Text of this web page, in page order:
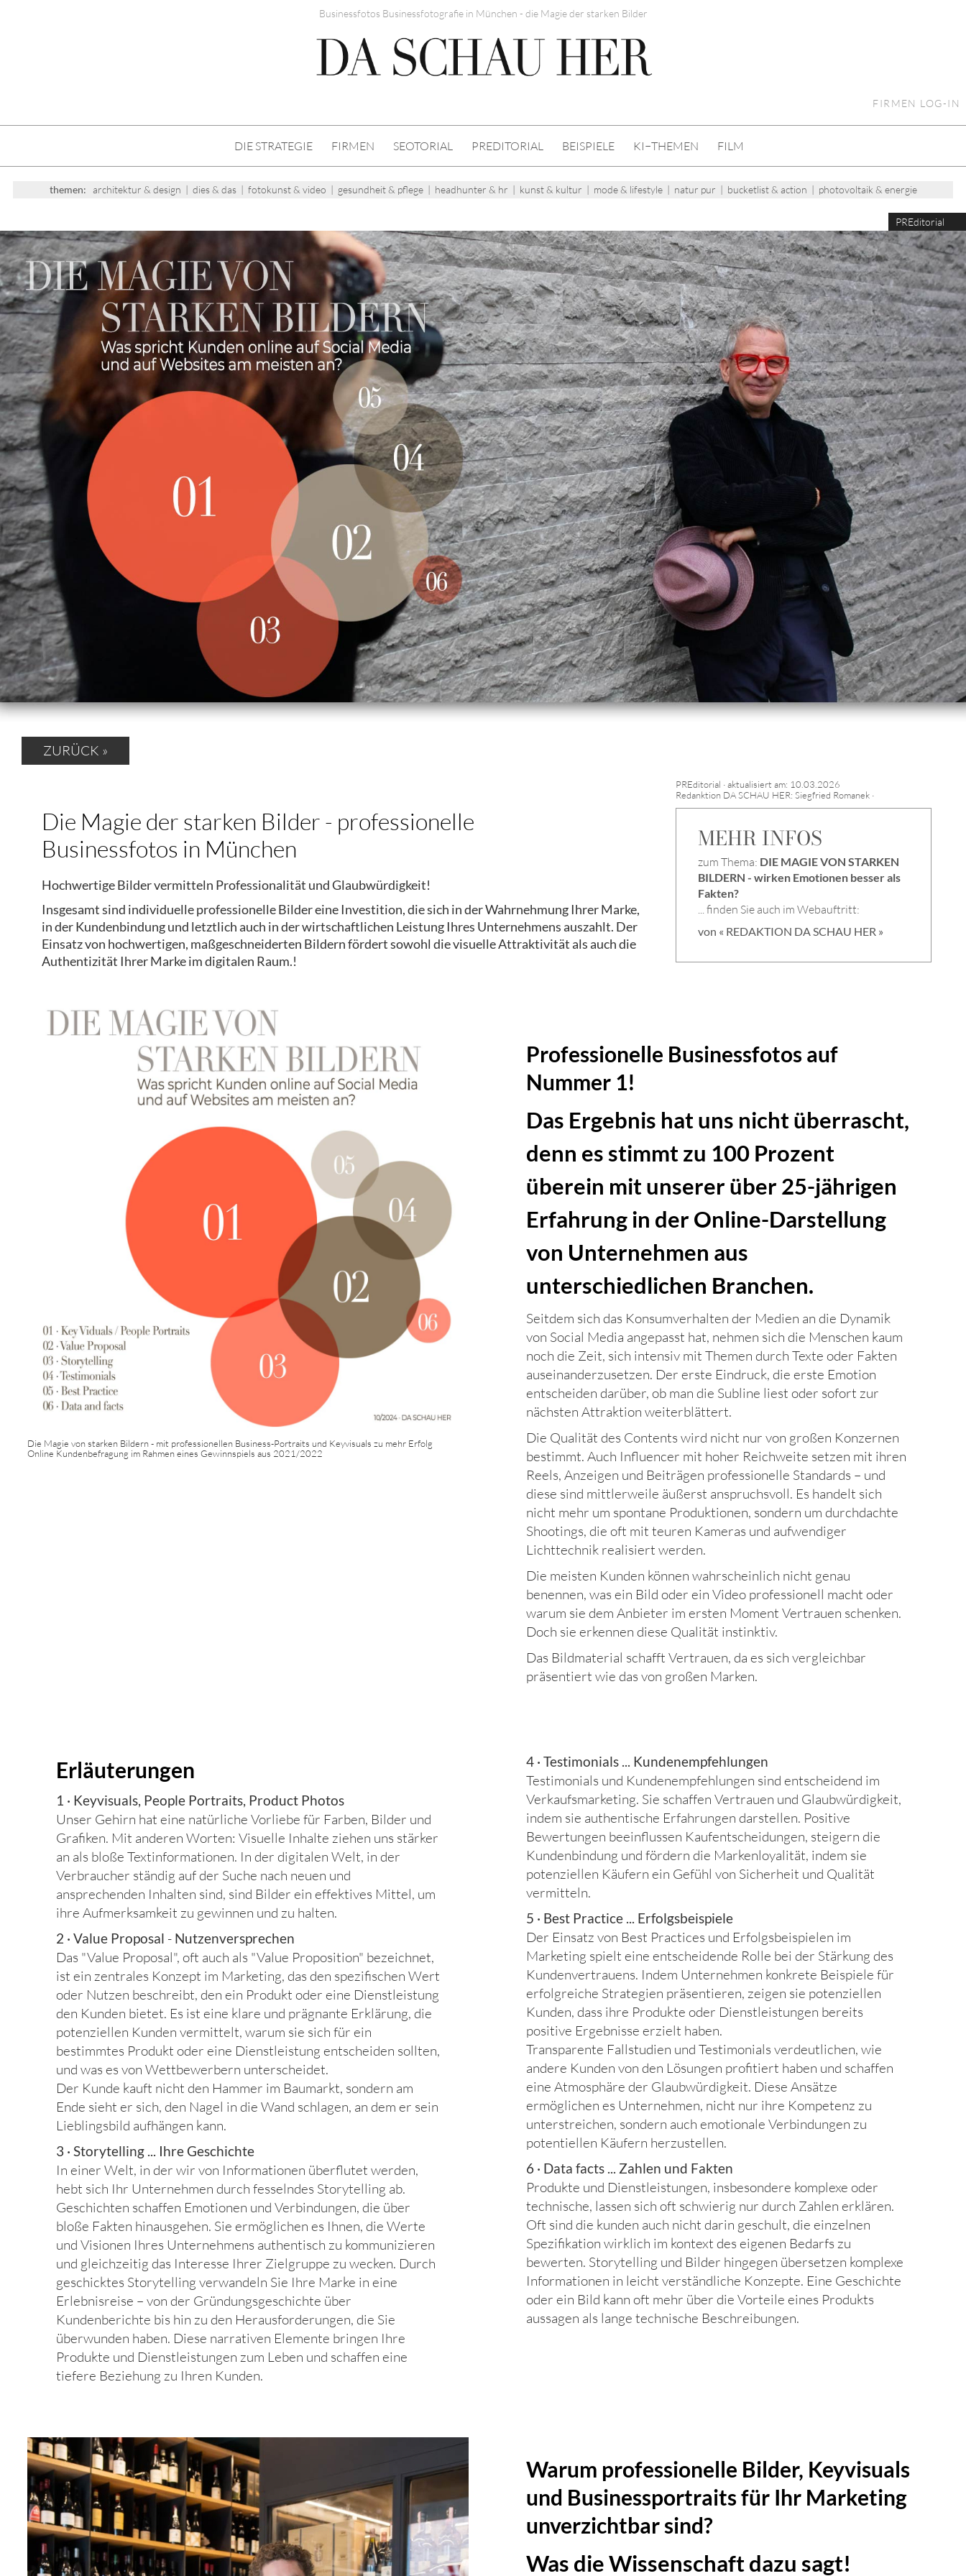
Businessfotos Businessfotografie in München - die Magie der starken Bilder
FIRMEN LOG-IN
DIE STRATEGIE FIRMEN SEOTORIAL PREDITORIAL BEISPIELE KI−THEMEN FILM
themen: architektur & design | dies & das| fotokunst & video | gesundheit & pflege| headhunter & hr | kunst & kultur | mode & lifestyle| natur pur | bucketlist & action | photovoltaik & energie
PREditorial
ZURÜCK »
Die Magie der starken Bilder - professionelle
Businessfotos in München
Hochwertige Bilder vermitteln Professionalität und Glaubwürdigkeit!
Insgesamt sind individuelle professionelle Bilder eine Investition, die sich in der Wahrnehmung Ihrer Marke,
in der Kundenbindung und letztlich auch in der wirtschaftlichen Leistung Ihres Unternehmens auszahlt. Der
Einsatz von hochwertigen, maßgeschneiderten Bildern fördert sowohl die visuelle Attraktivität als auch die
Authentizität Ihrer Marke im digitalen Raum.!
PREditorial · aktualisiert am: 10.03.2026
Redanktion DA SCHAU HER: Siegfried Romanek ·
MEHR INFOS
zum Thema: DIE MAGIE VON STARKEN
BILDERN - wirken Emotionen besser als
Fakten?
... finden Sie auch im Webauftritt:
von « REDAKTION DA SCHAU HER »
Die Magie von starken Bildern - mit professionellen Business-Portraits und Keyvisuals zu mehr Erfolg
Online Kundenbefragung im Rahmen eines Gewinnspiels aus 2021/2022
Professionelle Businessfotos auf
Nummer 1!
Das Ergebnis hat uns nicht überrascht,
denn es stimmt zu 100 Prozent
überein mit unserer über 25-jährigen
Erfahrung in der Online-Darstellung
von Unternehmen aus
unterschiedlichen Branchen.
Seitdem sich das Konsumverhalten der Medien an die Dynamik
von Social Media angepasst hat, nehmen sich die Menschen kaum
noch die Zeit, sich intensiv mit Themen durch Texte oder Fakten
auseinanderzusetzen. Der erste Eindruck, die erste Emotion
entscheiden darüber, ob man die Subline liest oder sofort zur
nächsten Attraktion weiterblättert.
Die Qualität des Contents wird nicht nur von großen Konzernen
bestimmt. Auch Influencer mit hoher Reichweite setzen mit ihren
Reels, Anzeigen und Beiträgen professionelle Standards – und
diese sind mittlerweile äußerst anspruchsvoll. Es handelt sich
nicht mehr um spontane Produktionen, sondern um durchdachte
Shootings, die oft mit teuren Kameras und aufwendiger
Lichttechnik realisiert werden.
Die meisten Kunden können wahrscheinlich nicht genau
benennen, was ein Bild oder ein Video professionell macht oder
warum sie dem Anbieter im ersten Moment Vertrauen schenken.
Doch sie erkennen diese Qualität instinktiv.
Das Bildmaterial schafft Vertrauen, da es sich vergleichbar
präsentiert wie das von großen Marken.
Erläuterungen
1 · Keyvisuals, People Portraits, Product Photos
Unser Gehirn hat eine natürliche Vorliebe für Farben, Bilder und
Grafiken. Mit anderen Worten: Visuelle Inhalte ziehen uns stärker
an als bloße Textinformationen. In der digitalen Welt, in der
Verbraucher ständig auf der Suche nach neuen und
ansprechenden Inhalten sind, sind Bilder ein effektives Mittel, um
ihre Aufmerksamkeit zu gewinnen und zu halten.
2 · Value Proposal - Nutzenversprechen
Das "Value Proposal", oft auch als "Value Proposition" bezeichnet,
ist ein zentrales Konzept im Marketing, das den spezifischen Wert
oder Nutzen beschreibt, den ein Produkt oder eine Dienstleistung
den Kunden bietet. Es ist eine klare und prägnante Erklärung, die
potenziellen Kunden vermittelt, warum sie sich für ein
bestimmtes Produkt oder eine Dienstleistung entscheiden sollten,
und was es von Wettbewerbern unterscheidet.
Der Kunde kauft nicht den Hammer im Baumarkt, sondern am
Ende sieht er sich, den Nagel in die Wand schlagen, an dem er sein
Lieblingsbild aufhängen kann.
3 · Storytelling ... Ihre Geschichte
In einer Welt, in der wir von Informationen überflutet werden,
hebt sich Ihr Unternehmen durch fesselndes Storytelling ab.
Geschichten schaffen Emotionen und Verbindungen, die über
bloße Fakten hinausgehen. Sie ermöglichen es Ihnen, die Werte
und Visionen Ihres Unternehmens authentisch zu kommunizieren
und gleichzeitig das Interesse Ihrer Zielgruppe zu wecken. Durch
geschicktes Storytelling verwandeln Sie Ihre Marke in eine
Erlebnisreise – von der Gründungsgeschichte über
Kundenberichte bis hin zu den Herausforderungen, die Sie
überwunden haben. Diese narrativen Elemente bringen Ihre
Produkte und Dienstleistungen zum Leben und schaffen eine
tiefere Beziehung zu Ihren Kunden.
4 · Testimonials ... Kundenempfehlungen
Testimonials und Kundenempfehlungen sind entscheidend im
Verkaufsmarketing. Sie schaffen Vertrauen und Glaubwürdigkeit,
indem sie authentische Erfahrungen darstellen. Positive
Bewertungen beeinflussen Kaufentscheidungen, steigern die
Kundenbindung und fördern die Markenloyalität, indem sie
potenziellen Käufern ein Gefühl von Sicherheit und Qualität
vermitteln.
5 · Best Practice ... Erfolgsbeispiele
Der Einsatz von Best Practices und Erfolgsbeispielen im
Marketing spielt eine entscheidende Rolle bei der Stärkung des
Kundenvertrauens. Indem Unternehmen konkrete Beispiele für
erfolgreiche Strategien präsentieren, zeigen sie potenziellen
Kunden, dass ihre Produkte oder Dienstleistungen bereits
positive Ergebnisse erzielt haben.
Transparente Fallstudien und Testimonials verdeutlichen, wie
andere Kunden von den Lösungen profitiert haben und schaffen
eine Atmosphäre der Glaubwürdigkeit. Diese Ansätze
ermöglichen es Unternehmen, nicht nur ihre Kompetenz zu
unterstreichen, sondern auch emotionale Verbindungen zu
potentiellen Käufern herzustellen.
6 · Data facts ... Zahlen und Fakten
Produkte und Dienstleistungen, insbesondere komplexe oder
technische, lassen sich oft schwierig nur durch Zahlen erklären.
Oft sind die kunden auch nicht darin geschult, die einzelnen
Spezifikation wirklich im kontext des eigenen Bedarfs zu
bewerten. Storytelling und Bilder hingegen übersetzen komplexe
Informationen in leicht verständliche Konzepte. Eine Geschichte
oder ein Bild kann oft mehr über die Vorteile eines Produkts
aussagen als lange technische Beschreibungen.
Warum professionelle Bilder, Keyvisuals
und Businessportraits für Ihr Marketing
unverzichtbar sind?
Was die Wissenschaft dazu sagt!